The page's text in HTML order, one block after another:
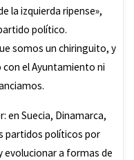
la izquierda ripense»,
político.
somos un chiringuito, y
el Ayuntamiento ni
en Suecia, Dinamarca,
partidos políticos por
evolucionar a formas de